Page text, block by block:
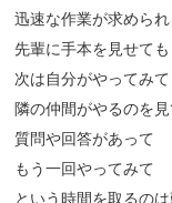
迅速な作業が求めら
先輩に手本を見せて
次は自分がやってみて
隣の仲間がやるのを見
質問や回答があって
もう一回やってみて
という時間を取るのは